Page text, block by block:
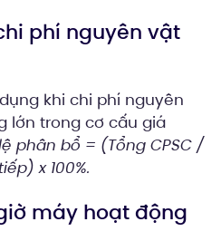
phí nguyên vật
khi chi phí nguyên
lớn trong cơ cấu giá
phân bổ = (Tổng CPSC /
x 100%.
máy hoạt động